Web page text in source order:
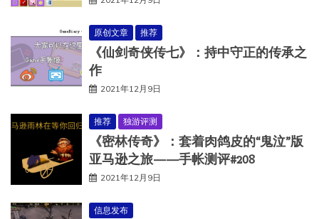
原创文章 推荐
《仙剑奇侠传七》：持中守正的传承之
作
2021年12月9日
推荐 独游评测
《密林传奇》：套着肉鸽皮的“鬼泣”版
亚马逊之旅——手帐测评#208
2021年12月9日
信息发布